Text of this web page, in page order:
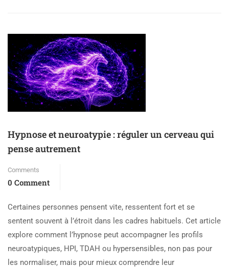
Hypnose et neuroatypie : réguler un cerveau qui
pense autrement
Comments
0 Comment
Certaines personnes pensent vite, ressentent fort et se
sentent souvent à l’étroit dans les cadres habituels. Cet article
explore comment l’hypnose peut accompagner les profils
neuroatypiques, HPI, TDAH ou hypersensibles, non pas pour
les normaliser, mais pour mieux comprendre leur